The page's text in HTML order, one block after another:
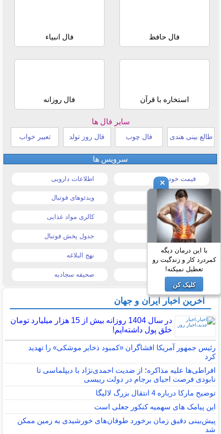
فال حافظ فال انبیاء
استخاره با قرآن فال روزانه
سایر فال ها
طالع بینی هندی فال چوب فال روز تولد تعبیر خواب
سرویس ها
قیمت خودرو اطلاعات دارویی
قیمت طلا و سکه ویدئوهای فوتبال
قیمت دلار کالری مواد غذایی
قیمت موبایل جدول پخش فوتبال
قیمت تبلت نهج البلاغه
تیتر روزنامه ها صحیفه سجادیه
آخرین اخبار ایران و جهان
در سال 1404 روزانه بیش از 15 هزار میلیارد تومان
خلق پول داشته‌ایم!
رئیس جمهور آمریکا افشاگران «کمبود ذخایر موشکی» را تهدید
کرد
افراطی‌ها علیه مذاکره؛ از ضدیت احمدی‌نژاد با دیپلماسی تا
نابودی فرصت احیای برجام در دولت رییسی
توضیح مارکا درباره 4 انتقال بزرگ لالیگا
این پیامک های سهمیه کنکور جعلی است
پیش‌بینی دقیق زمان برخورد طوفان‌های خورشیدی به زمین ممکن
شد
×
با این درمان دیگه
کمردرد کار و زندگیت رو
تعطیل نمیکنه!
کلیک کن